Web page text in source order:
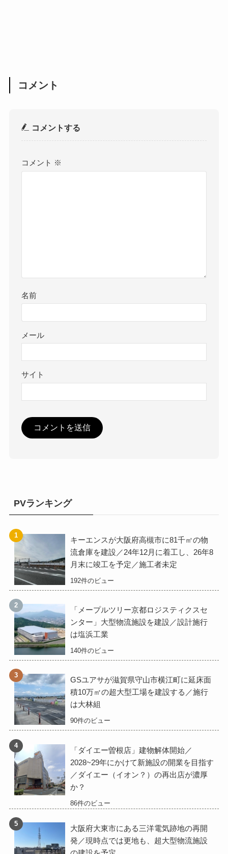
コメント
コメントする
コメント ※
名前
メール
サイト
PVランキング
キーエンスが大阪府高槻市に81千㎡の物
流倉庫を建設／24年12月に着工し、26年8
月末に竣工を予定／施工者未定
192件のビュー
「メープルツリー京都ロジスティクスセ
ンター」大型物流施設を建設／設計施行
は塩浜工業
140件のビュー
GSユアサが滋賀県守山市横江町に延床面
積10万㎡の超大型工場を建設する／施行
は大林組
90件のビュー
「ダイエー曽根店」建物解体開始／
2028~29年にかけて新施設の開業を目指す
／ダイエー（イオン？）の再出店が濃厚
か？
86件のビュー
大阪府大東市にある三洋電気跡地の再開
発／現時点では更地も、超大型物流施設